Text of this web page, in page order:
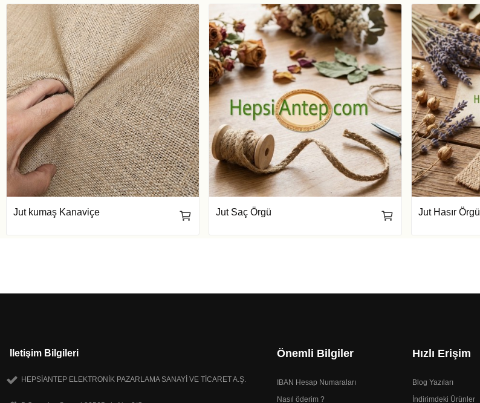
Jut kumaş Kanaviçe Jut Saç Örgü Jut Hasır Örgü
Iletişim Bilgileri
HEPSİANTEP ELEKTRONİK PAZARLAMA SANAYİ VE TİCARET A.Ş.
Önemli Bilgiler
IBAN Hesap Numaraları
Nasıl öderim ?
Hızlı Erişim
Blog Yazıları
İndirimdeki Ürünler